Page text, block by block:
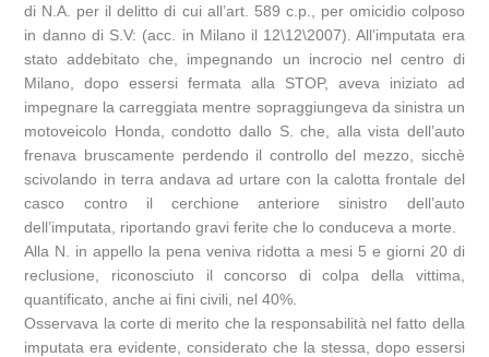
di N.A. per il delitto di cui all’art. 589 c.p., per omicidio colposo
in danno di S.V: (acc. in Milano il 12\12\2007). All’imputata era
stato addebitato che, impegnando un incrocio nel centro di
Milano, dopo essersi fermata alla STOP, aveva iniziato ad
impegnare la carreggiata mentre sopraggiungeva da sinistra un
motoveicolo Honda, condotto dallo S. che, alla vista dell’auto
frenava bruscamente perdendo il controllo del mezzo, sicchè
scivolando in terra andava ad urtare con la calotta frontale del
casco contro il cerchione anteriore sinistro dell’auto
dell’imputata, riportando gravi ferite che lo conduceva a morte.
Alla N. in appello la pena veniva ridotta a mesi 5 e giorni 20 di
reclusione, riconosciuto il concorso di colpa della vittima,
quantificato, anche ai fini civili, nel 40%.
Osservava la corte di merito che la responsabilità nel fatto della
imputata era evidente, considerato che la stessa, dopo essersi